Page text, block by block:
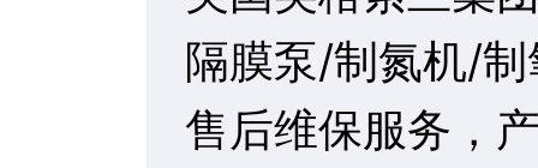
英格索兰 ARO FDA气动隔膜泵...
英格索兰入选2015道琼斯可持续发...
英格索兰再度荣膺中国财经峰会“杰出...
在华盛顿全球能效论坛上英格索兰发布...
英格索兰空压机对使用环境的要求...
4、机器出现故
3---24小时内到
5、公司保证为
备件仓库，以短